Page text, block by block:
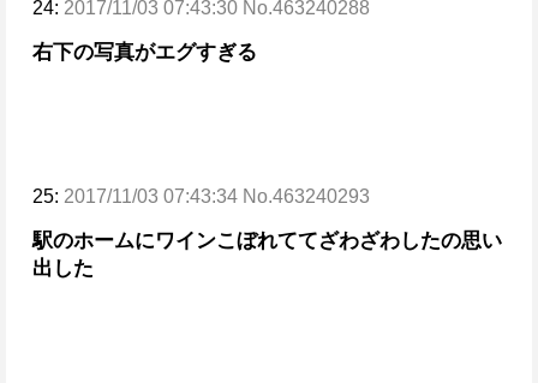
24: 2017/11/03 07:43:30 No.463240288
右下の写真がエグすぎる
25: 2017/11/03 07:43:34 No.463240293
駅のホームにワインこぼれててざわざわしたの思い
出した